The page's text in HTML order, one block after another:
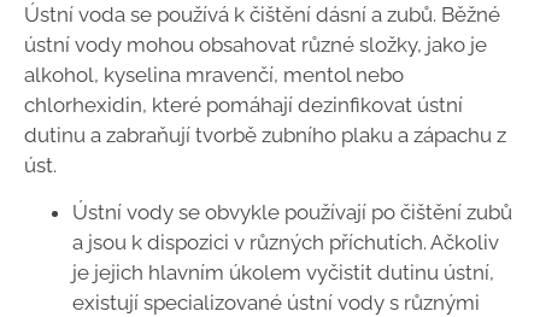
Ústní voda se používá k čištění dásní a zubů. Běžné
ústní vody mohou obsahovat různé složky, jako je
alkohol, kyselina mravenčí, mentol nebo
chlorhexidin, které pomáhají dezinfikovat ústní
dutinu a zabraňují tvorbě zubního plaku a zápachu z
úst.
Ústní vody se obvykle používají po čištění zubů
a jsou k dispozici v různých příchutích. Ačkoliv
je jejich hlavním úkolem vyčistit dutinu ústní,
existují specializované ústní vody s různými